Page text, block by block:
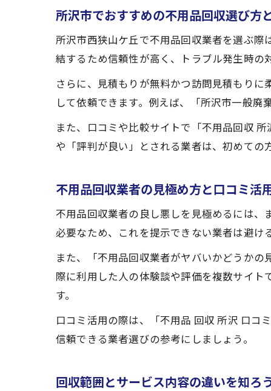
所沢市でおすすめの不用品回収選び方
所沢市西狭山ケ丘で不用品回収業者を選ぶ
結するため信頼性が高く、トラブル発生時の
さらに、見積もりが無料かつ訪問見積もり
して依頼できます。例えば、「所沢市一般廃
また、口コミや比較サイトで「不用品回収
や「評判が良い」とされる業者は、初めての
不用品回収業者の見極め方と口コミ活
不用品回収業者の良し悪しを見極めるには
必要なため、これを提示できない業者は避け
また、「不用品回収業者がヤバいかどうか
際に利用した人の体験談や評価を複数サイ
す。
口コミ活用の際は、「不用品 回収 所沢 口コ
信頼できる業者選びの参考にしましょう。
回収範囲とサービス内容の違いを知ろ